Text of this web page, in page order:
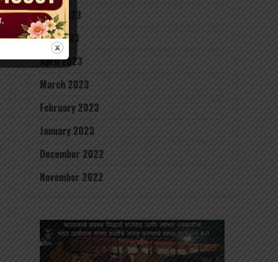
June 2023
May 2023
April 2023
March 2023
February 2023
January 2023
December 2022
November 2022